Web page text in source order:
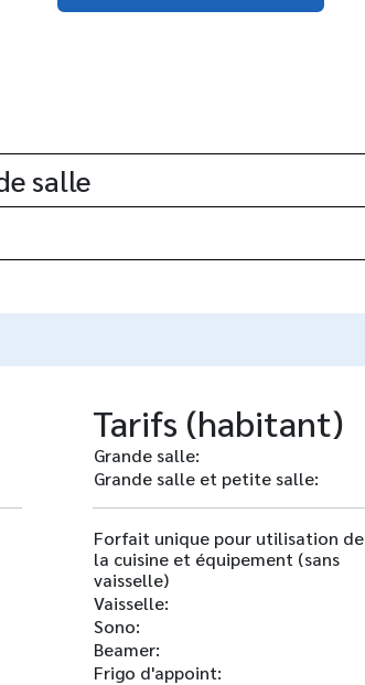
salle
Tarifs (habitant)
Grande salle:
Grande salle et petite salle:
Forfait unique pour utilisation de
la cuisine et équipement (sans
vaisselle)
Vaisselle:
Sono:
Beamer:
Frigo d'appoint: